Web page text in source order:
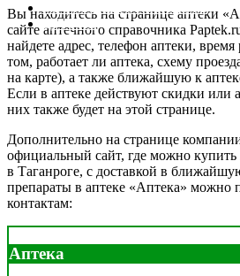
ДРУГИЕ
Вы находитесь на странице аптеки
сайте аптечного справочника
найдете адрес, телефон аптеки,
том, работает ли аптека, схему
на карте), а также ближайшую к
Если в аптеке действуют скидки
них также будет на этой странице.
Дополнительно на странице
официальный сайт, где можно купить
в Таганроге, с доставкой в
препараты в аптеке «Аптека»
контактам:
Аптека